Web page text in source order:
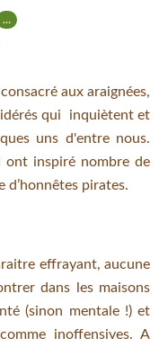
…
aux araignées,
qui inquiètent et
uns d'entre nous.
ont inspiré nombre de
pirates.
effrayant, aucune
dans les maisons
(sinon mentale !) et
inoffensives. A